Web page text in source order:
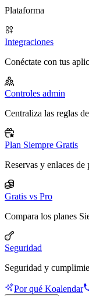
Plataforma
Integraciones
Conéctate con tus
Controles admin
Centraliza las reglas
Plan Siempre Gratis
Reservas y enlaces
Gratis vs Pro
Compara los planes
Seguridad
Seguridad y
Por qué Koalendar